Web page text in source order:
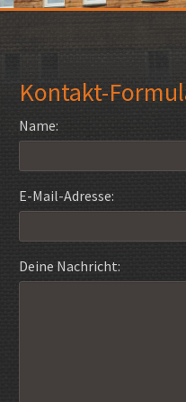
Kontakt-
Name:
E-Mail-Adresse:
Deine Nachricht: